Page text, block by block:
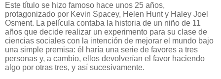
Este título se hizo famoso hace unos 25 años,
protagonizado por Kevin Spacey, Helen Hunt y Haley Joel
Osment. La película contaba la historia de un niño de 11
años que decide realizar un experimento para su clase de
ciencias sociales con la intención de mejorar el mundo bajo
una simple premisa: él haría una serie de favores a tres
personas y, a cambio, ellos devolverían el favor haciendo
algo por otras tres, y así sucesivamente.